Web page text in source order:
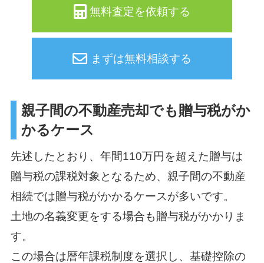
無料査定を依頼する
まずは無料相談する
親子間の不動産売却でも贈与税がか
かるケース
先述したとおり、年間110万円を超えた贈与は
贈与税の課税対象となるため、親子間の不動産
相続では贈与税がかかるケースが多いです。
土地の名義変更をする場合も贈与税がかかりま
す。
この場合は暦年課税制度を選択し、基礎控除の